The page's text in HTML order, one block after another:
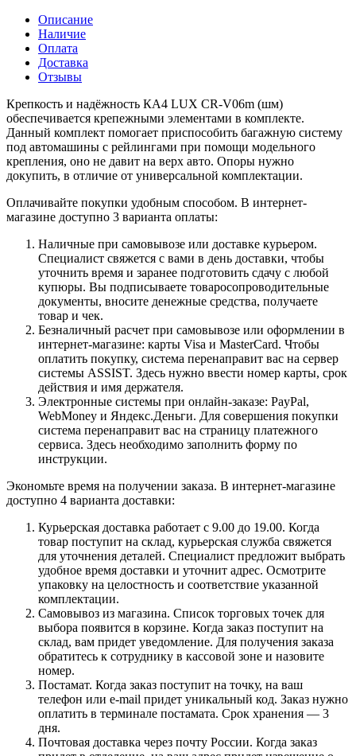
Описание
Наличие
Оплата
Доставка
Отзывы
Крепкость и надёжность КА4 LUX CR-V06m (шм)
обеспечивается крепежными элементами в комплекте.
Данный комплект помогает приспособить багажную систему
под автомашины с рейлингами при помощи модельного
крепления, оно не давит на верх авто. Опоры нужно
докупить, в отличие от универсальной комплектации.
Оплачивайте покупки удобным способом. В интернет-
магазине доступно 3 варианта оплаты:
Наличные при самовывозе или доставке курьером.
Специалист свяжется с вами в день доставки, чтобы
уточнить время и заранее подготовить сдачу с любой
купюры. Вы подписываете товаросопроводительные
документы, вносите денежные средства, получаете
товар и чек.
Безналичный расчет при самовывозе или оформлении в
интернет-магазине: карты Visa и MasterCard. Чтобы
оплатить покупку, система перенаправит вас на сервер
системы ASSIST. Здесь нужно ввести номер карты, срок
действия и имя держателя.
Электронные системы при онлайн-заказе: PayPal,
WebMoney и Яндекс.Деньги. Для совершения покупки
система перенаправит вас на страницу платежного
сервиса. Здесь необходимо заполнить форму по
инструкции.
Экономьте время на получении заказа. В интернет-магазине
доступно 4 варианта доставки:
Курьерская доставка работает с 9.00 до 19.00. Когда
товар поступит на склад, курьерская служба свяжется
для уточнения деталей. Специалист предложит выбрать
удобное время доставки и уточнит адрес. Осмотрите
упаковку на целостность и соответствие указанной
комплектации.
Самовывоз из магазина. Список торговых точек для
выбора появится в корзине. Когда заказ поступит на
склад, вам придет уведомление. Для получения заказа
обратитесь к сотруднику в кассовой зоне и назовите
номер.
Постамат. Когда заказ поступит на точку, на ваш
телефон или e-mail придет уникальный код. Заказ нужно
оплатить в терминале постамата. Срок хранения — 3
дня.
Почтовая доставка через почту России. Когда заказ